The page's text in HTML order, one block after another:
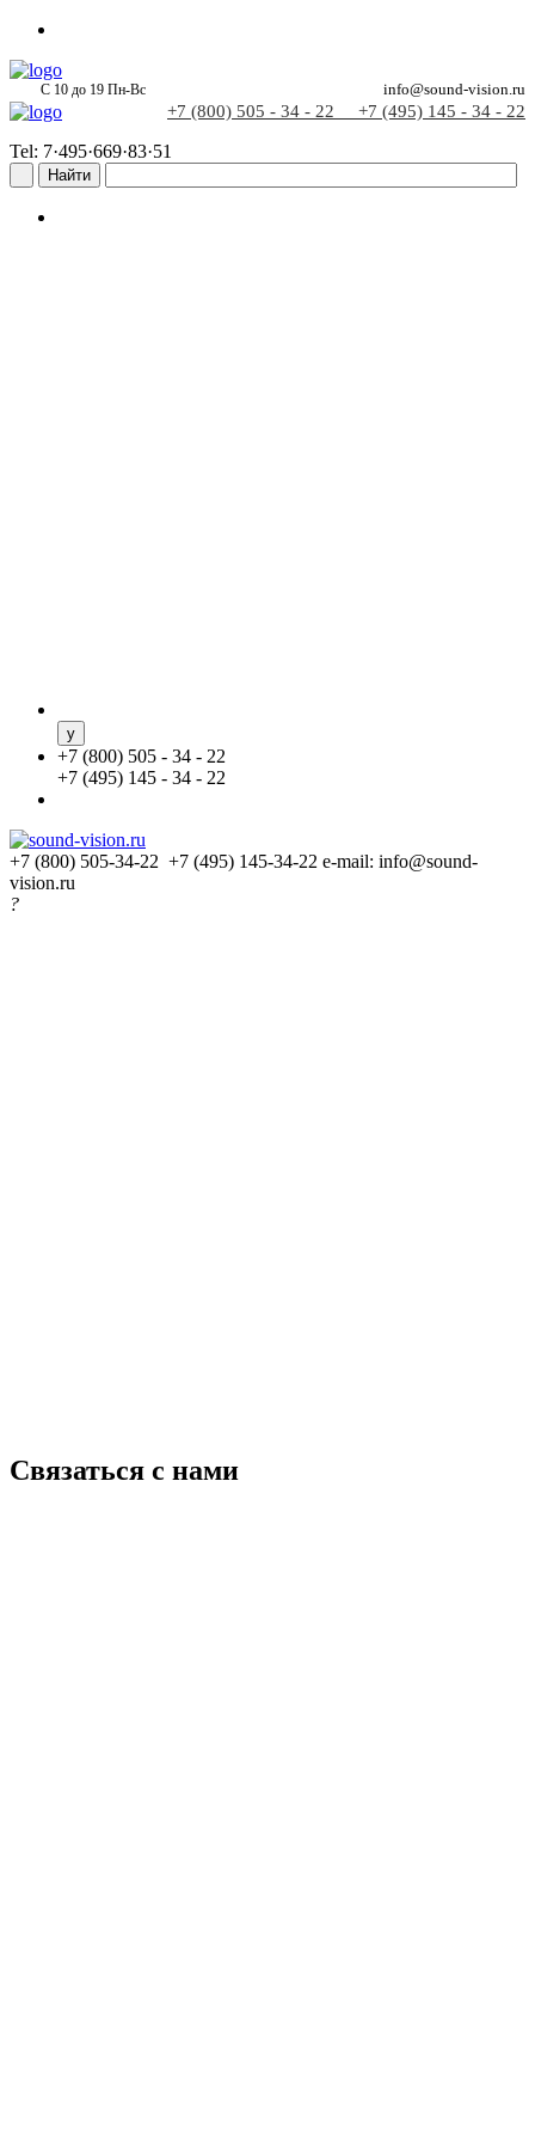
С 10 до 19 Пн-Вс info@sound-vision.ru
+7 (800) 505 - 34 - 22 +7 (495) 145 - 34 - 22
Tel: 7·495·669·83·51
+7 (800) 505 - 34 - 22
+7 (495) 145 - 34 - 22
+7 (800) 505-34-22 +7 (495) 145-34-22 e-mail: info@sound-
vision.ru
?
Связаться с нами